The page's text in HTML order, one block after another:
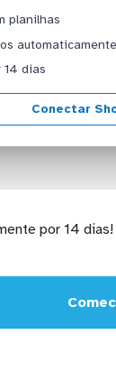
planilhas
automaticamente
dias
Conectar
por 14 dias!